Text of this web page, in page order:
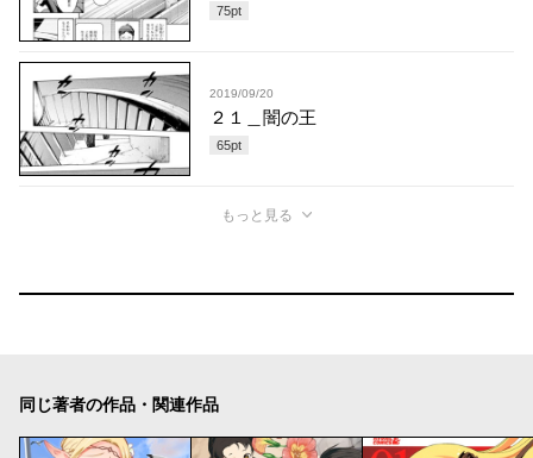
75pt
2019/09/20
２１＿闇の王
65pt
もっと見る
同じ著者の作品・関連作品